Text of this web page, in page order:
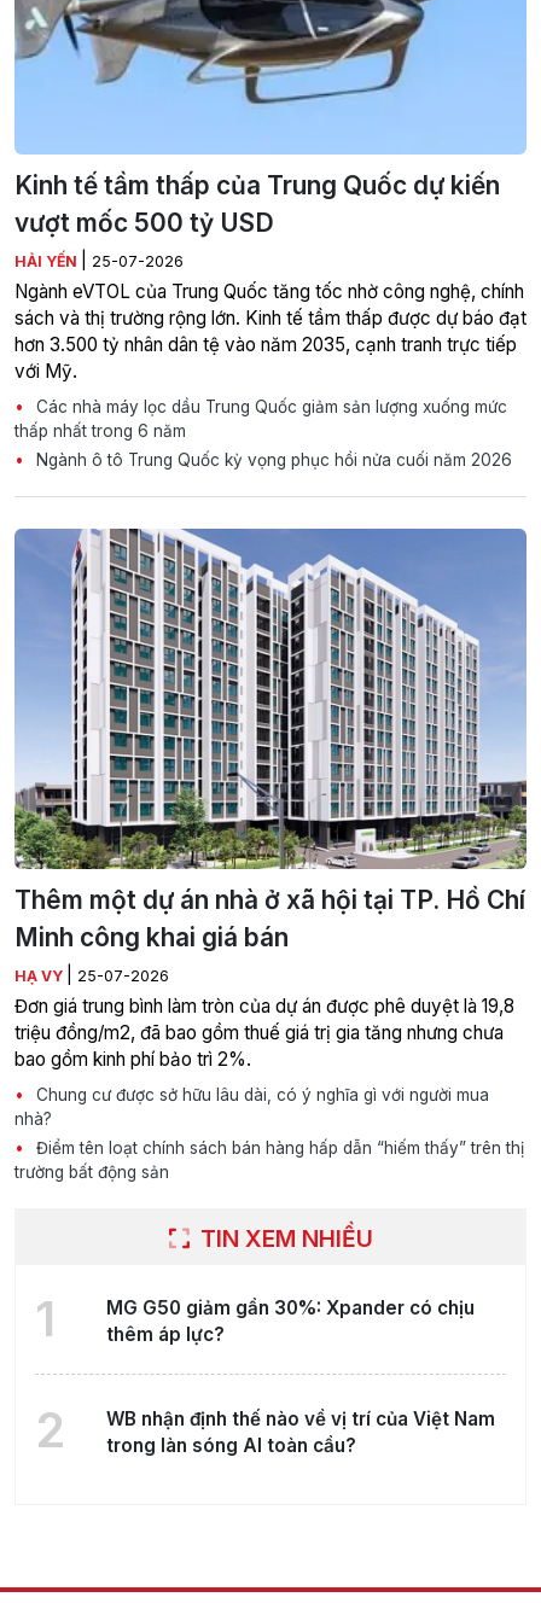
Kinh tế tầm thấp của Trung Quốc dự kiến
vượt mốc 500 tỷ USD
HẢI YẾN 25-07-2026
Ngành eVTOL của Trung Quốc tăng tốc nhờ công nghệ, chính
sách và thị trường rộng lớn. Kinh tế tầm thấp được dự báo đạt
hơn 3.500 tỷ nhân dân tệ vào năm 2035, cạnh tranh trực tiếp
với Mỹ.
Các nhà máy lọc dầu Trung Quốc giảm sản lượng xuống mức
thấp nhất trong 6 năm
Ngành ô tô Trung Quốc kỳ vọng phục hồi nửa cuối năm 2026
Thêm một dự án nhà ở xã hội tại TP. Hồ Chí
Minh công khai giá bán
HẠ VY 25-07-2026
Đơn giá trung bình làm tròn của dự án được phê duyệt là 19,8
triệu đồng/m2, đã bao gồm thuế giá trị gia tăng nhưng chưa
bao gồm kinh phí bảo trì 2%.
Chung cư được sở hữu lâu dài, có ý nghĩa gì với người mua
nhà?
Điểm tên loạt chính sách bán hàng hấp dẫn “hiếm thấy” trên thị
trường bất động sản
TIN XEM NHIỀU
1
MG G50 giảm gần 30%: Xpander có chịu
thêm áp lực?
2
WB nhận định thế nào về vị trí của Việt Nam
trong làn sóng AI toàn cầu?